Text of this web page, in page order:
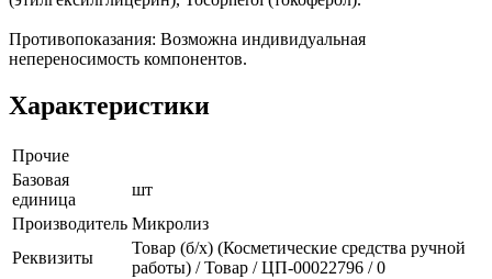
Противопоказания: Возможна индивидуальная
непереносимость компонентов.
Характеристики
Прочие
Базовая
единица
шт
Производитель Микролиз
Реквизиты
Товар (б/х) (Косметические средства ручной
работы) / Товар / ЦП-00022796 / 0